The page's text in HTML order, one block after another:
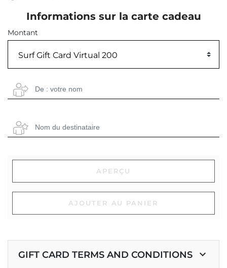
Informations sur la carte cadeau
Montant
Surf Gift Card Virtual 200
APERÇU
AJOUTER AU PANIER
keyboard_arrow_down
GIFT CARD TERMS AND CONDITIONS